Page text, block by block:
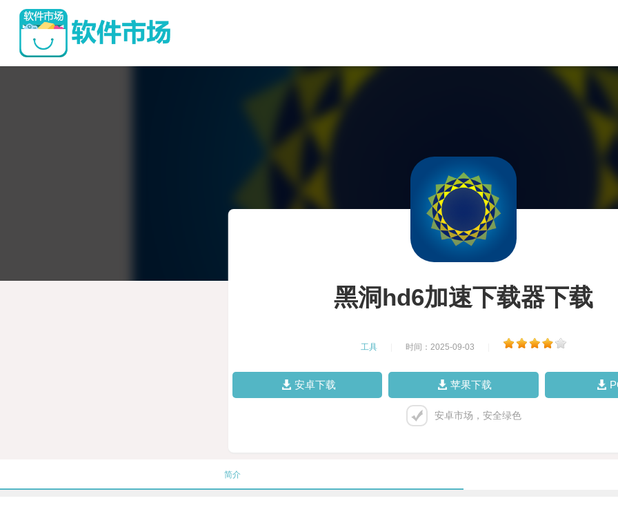
黑洞hd6加速下载器下载
工具 时间：2025-09-03
安卓下载 苹果下载
安卓市场，安全绿色
简介